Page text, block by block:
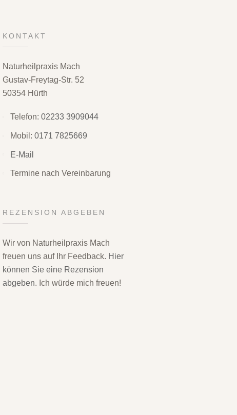
KONTAKT
Naturheilpraxis Mach
Gustav-Freytag-Str. 52
50354 Hürth
Telefon:02233 3909044
Mobil:0171 7825669
E-Mail
Termine nach Vereinbarung
REZENSION ABGEBEN
Wir von Naturheilpraxis Mach
freuen uns auf Ihr Feedback. Hier
können Sie eine Rezension
abgeben. Ich würde mich freuen!